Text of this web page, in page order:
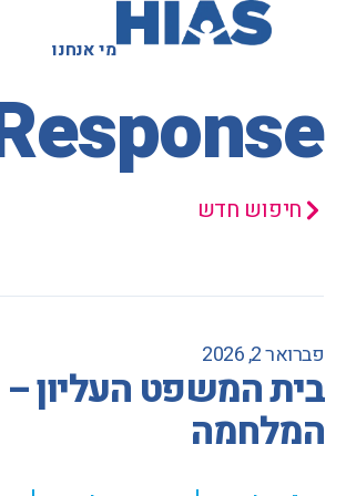
מי אנחנו
מי אנחנוהמאגר המשפטי
חיפוש חדש
פברואר 2, 2026
בית המשפט העליון
המלחמה